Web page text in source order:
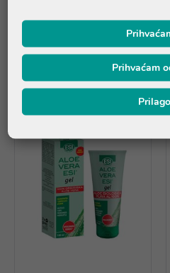
Proizvodi
Prihvaćam